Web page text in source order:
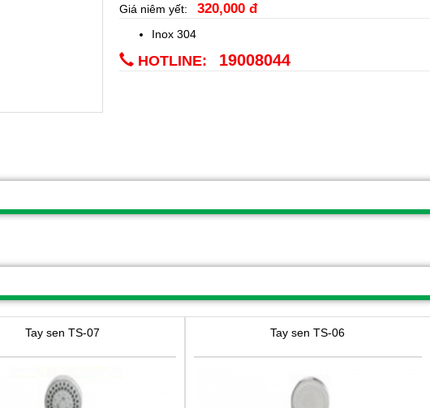
Giá niêm yết:320,000 đ
Inox 304
HOTLINE: 19008044
Tay sen TS-07 Tay sen TS-06